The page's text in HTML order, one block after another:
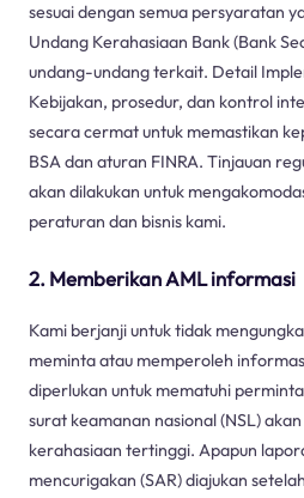
sesuai dengan semua persyaratan
Undang Kerahasiaan Bank (Bank
undang-undang terkait. Detail
Kebijakan, prosedur, dan kontrol
secara cermat untuk memastikan
BSA dan aturan FINRA. Tinjauan
akan dilakukan untuk
peraturan dan bisnis kami.
2. Memberikan AML informasi
Kami berjanji untuk tidak
meminta atau memperoleh
diperlukan untuk mematuhi
surat keamanan nasional (NSL)
kerahasiaan tertinggi. Apapun
mencurigakan (SAR) diajukan